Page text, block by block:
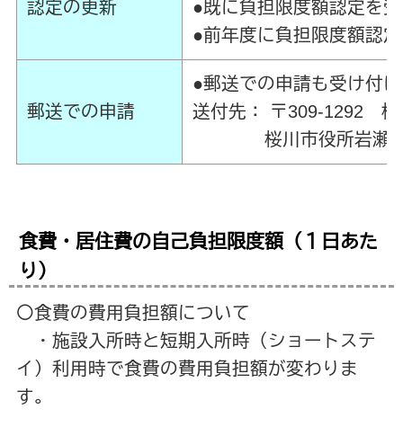
認定の更新
●既に負担限度額認定を
●前年度に負担限度額認
郵送での申請
●郵送での申請も受け付
送付先： 〒309-1292
桜川市役所岩瀬庁
食費・居住費の自己負担限度額（１日あた
り）
〇食費の費用負担額について
・施設入所時と短期入所時（ショートステ
イ）利用時で食費の費用負担額が変わりま
す。